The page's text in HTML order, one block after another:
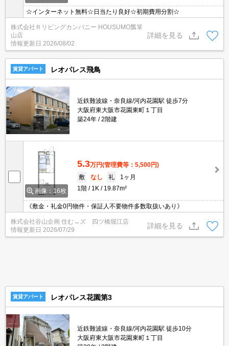
☆インターネット無料☆日当たり良好☆初期費用分割☆
株式会社Ｒリビングカンパニー HOUSUMO瓢箪
山店
情報更新日 2026/08/02
詳細を見る
賃貸アパート レオパレス飛鳥
近鉄難波線・奈良線/河内花園駅 徒歩7分
大阪府東大阪市花園東町１丁目
築24年
2階建
画像：16枚
5.3万円(管理費等：5,500円)
敷
なし 礼
1ヶ月
1階
1K 19.87m²
《敷金・礼金0円物件・保証人不要物件多数取扱いあり》
株式会社谷山企画 住む→ズ 四ツ橋堀江店
情報更新日 2026/07/29
詳細を見る
賃貸アパート レオパレス花園第3
近鉄難波線・奈良線/河内花園駅 徒歩10分
大阪府東大阪市花園東町１丁目